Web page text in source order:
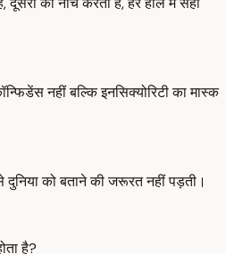
नहीं बल्कि इनसिक्योरिटी का मास्क
को बताने की जरूरत नहीं पड़ती।
है?